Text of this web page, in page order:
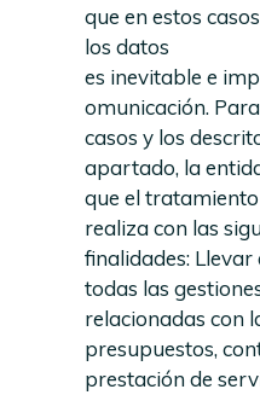
que en estos
los datos
es inevitable e
omunicación.
casos y los
apartado, la
que el
realiza con las
finalidades: Llevar
todas las
relacionadas con
presupuestos,
prestación de